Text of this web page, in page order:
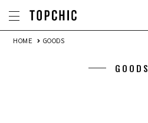
HOME GOODS
GOODS